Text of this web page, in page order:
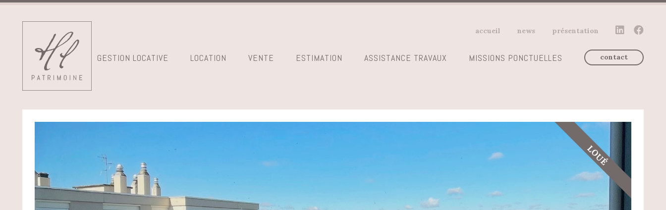
accueil news présentation
GESTION LOCATIVE LOCATION VENTE ESTIMATION ASSISTANCE TRAVAUX MISSIONS PONCTUELLES contact
LOUÉ